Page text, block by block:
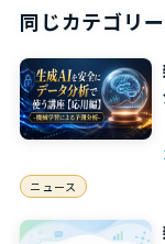
同じカテゴリ
ニュース